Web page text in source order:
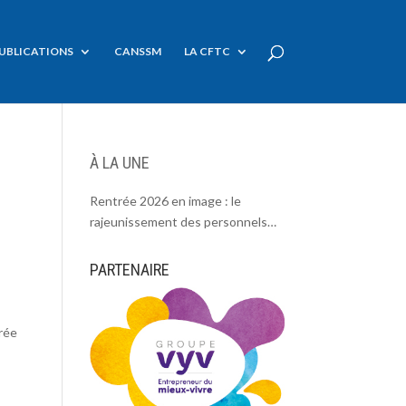
CANSSM LA CFTC
À LA UNE
Rentrée 2026 en image : le
rajeunissement des personnels
PARTENAIRE